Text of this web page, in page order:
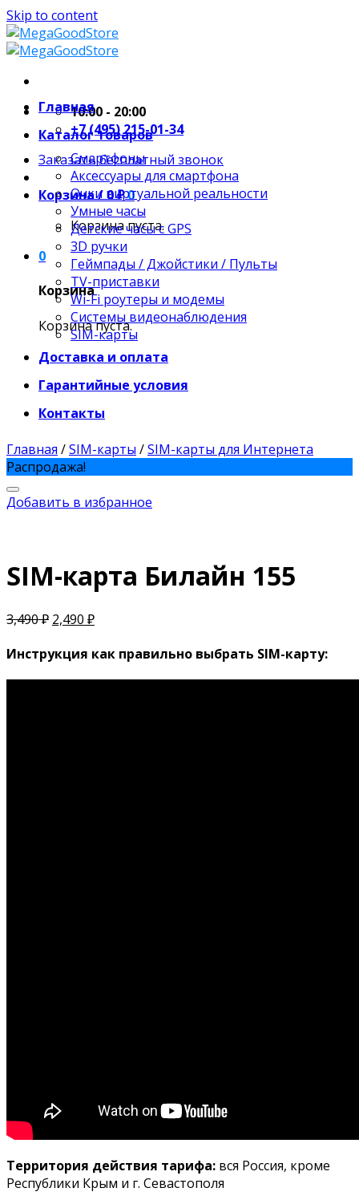
Skip to content
10:00 - 20:00
+7 (495) 215-01-34
Заказать бесплатный звонок
Корзина /0₽0
Корзина пуста.
0
Корзина
Корзина пуста.
Главная
Каталог товаров
Смартфоны
Аксессуары для смартфона
Очки виртуальной реальности
Умные часы
Детские часы с GPS
3D ручки
Геймпады / Джойстики / Пульты
TV-приставки
Wi-Fi роутеры и модемы
Системы видеонаблюдения
SIM-карты
Доставка и оплата
Гарантийные условия
Контакты
Главная /SIM-карты /SIM-карты для Интернета
Распродажа!
Добавить в избранное
SIM-карта Билайн 155
3,490₽ 2,490 ₽
Инструкция как правильно выбрать SIM-карту:
Территория действия тарифа: вся Россия, кроме
Республики Крым и г. Севастополя